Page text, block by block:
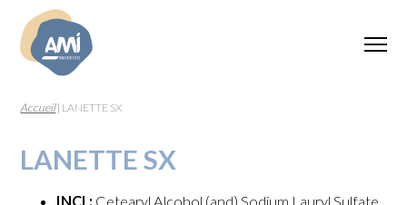
Accueil| LANETTE SX
LANETTE SX
INCI : Cetearyl Alcohol (and) Sodium Lauryl Sulfate